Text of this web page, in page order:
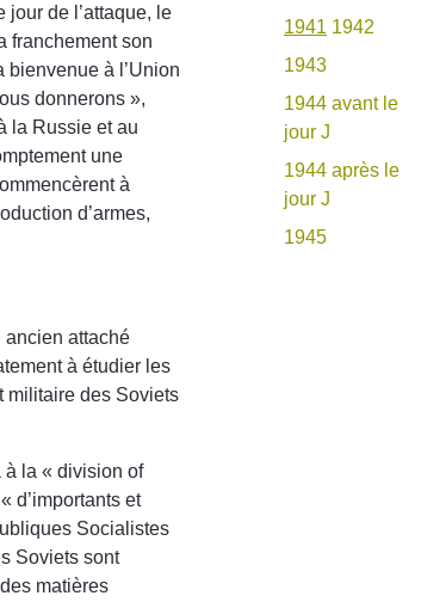
de l’attaque, le
franchement son
bienvenue à l’Union
donnerons »,
la Russie et au
une
à
d’armes,
attaché
à étudier les
militaire des Soviets
à la « division of
d’importants et
Socialistes
Soviets sont
matières
1941 1942
1943
1944 avant le
jour J
1944 après le
jour J
1945